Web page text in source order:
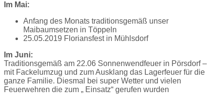
Im Mai:
Anfang des Monats traditionsgemäß unser
Maibaumsetzen in Töppeln
25.05.2019 Floriansfest in Mühlsdorf
Im Juni:
Traditionsgemäß am 22.06 Sonnenwendfeuer in Pörsdorf –
mit Fackelumzug und zum Ausklang das Lagerfeuer für die
ganze Familie. Diesmal bei super Wetter und vielen
Feuerwehren die zum „ Einsatz“ gerufen wurden